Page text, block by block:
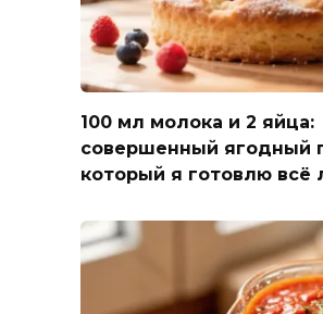
100 мл молока и 2 яйца:
совершенный ягодный
который я готовлю всё